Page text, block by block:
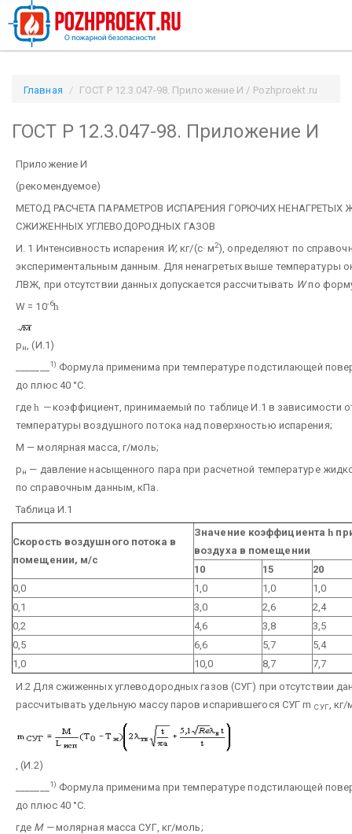
Главная ГОСТ Р 12.3.047-98. Приложение И / Pozhproekt.ru
ГОСТ Р 12.3.047-98. Приложение И
Приложение И
(рекомендуемое)
МЕТОД РАСЧЕТА ПАРАМЕТРОВ ИСПАРЕНИЯ ГОРЮЧИХ НЕНАГРЕТЫХ
СЖИЖЕННЫХ УГЛЕВОДОРОДНЫХ ГАЗОВ
И. 1 Интенсивность испарения W, кг/(с· м2), определяют по
экспериментальным данным. Для ненагретых выше температуры
ЛВЖ, при отсутствии данных допускается рассчитывать Wпо
W = 10-6h
pн , (И.1)
1) Формула применима при температуре подстилающей
до плюс 40 °С.
гдеh —коэффициент, принимаемый по таблице И.1 в зависимости
температуры воздушного потока над поверхностью испарения;
М — молярная масса, г/моль;
pн — давление насыщенного пара при расчетной температуре
по справочным данным, кПа.
Таблица И.1
Скорость воздушного потока в
помещении, м/с
Значение коэффициентаh
воздуха в помещении
10
15
20
0,0
1,0 1,0
1,0
0,1
3,0 2,6
2,4
0,2
4,6 3,8
3,5
0,5
6,6 5,7
5,4
1,0
10,0 8,7
7,7
И.2 Для сжиженных углеводородных газов (СУГ) при отсутствии
рассчитывать удельную массу паров испарившегося СУГ m СУГ, кг/
, (И.2)
1) Формула применима при температуре подстилающей
до плюс 40 °С.
где М —молярная масса СУГ, кг/моль;